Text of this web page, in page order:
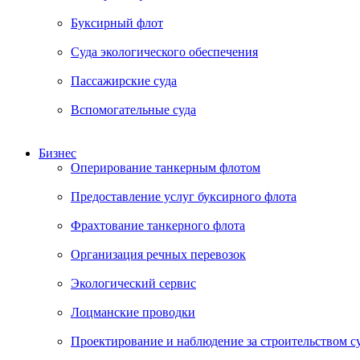
Буксирный флот
Суда экологического обеспечения
Пассажирские суда
Вспомогательные суда
Бизнес
Оперирование танкерным флотом
Предоставление услуг буксирного флота
Фрахтование танкерного флота
Организация речных перевозок
Экологический сервис
Лоцманские проводки
Проектирование и наблюдение за строительством